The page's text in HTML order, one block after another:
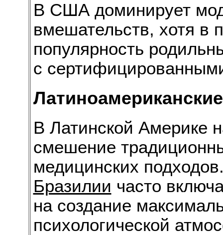
В США доминирует
вмешательств, хотя в
популярность
с
В Латинской Америке
смешение
медицинских
Бразилии часто
на создание
психологической